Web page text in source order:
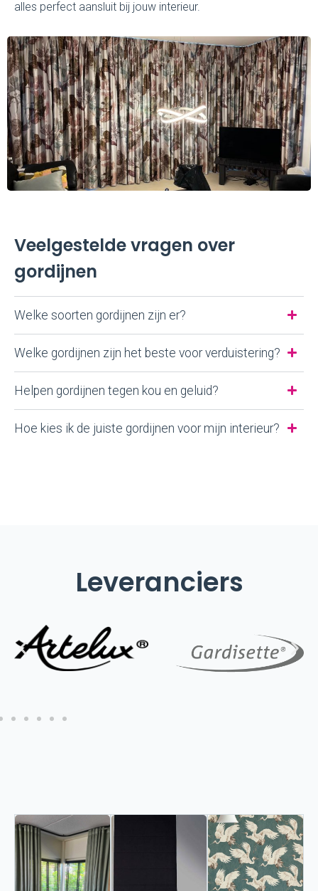
alles perfect aansluit bij jouw interieur.
Veelgestelde vragen over
gordijnen
Welke soorten gordijnen zijn er?
Welke gordijnen zijn het beste voor verduistering?
Helpen gordijnen tegen kou en geluid?
Hoe kies ik de juiste gordijnen voor mijn interieur?
Leveranciers